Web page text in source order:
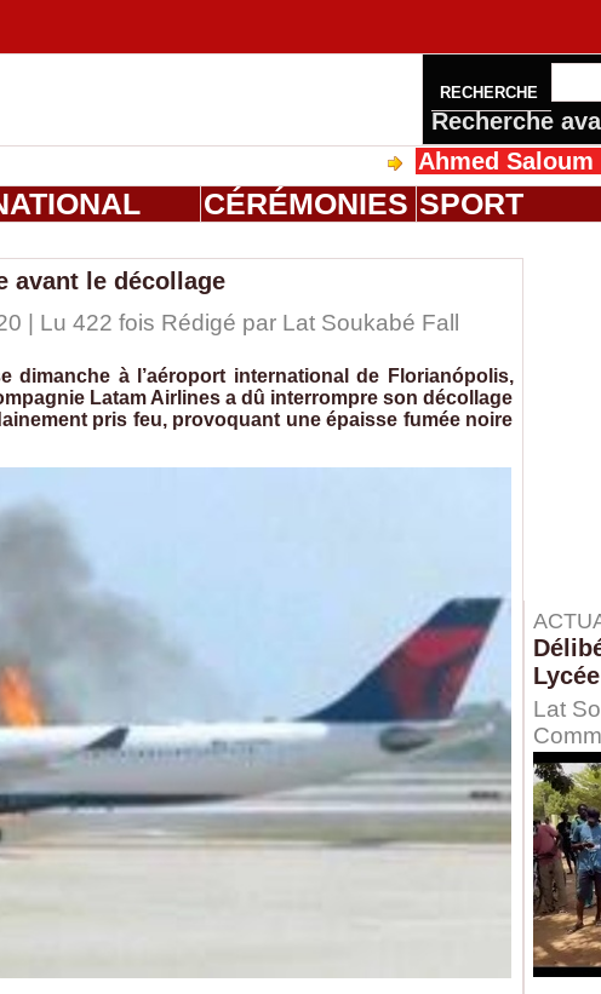
RECHERCHE
Recherche
Ahmed Saloum Dieng
CÉRÉMONIES SPORT
avant le décollage
| Lu 422 fois Rédigé par Lat Soukabé Fall
dimanche à l’aéroport international de Florianópolis,
Latam Airlines a dû interrompre son décollage
pris feu, provoquant une épaisse fumée noire
Lat